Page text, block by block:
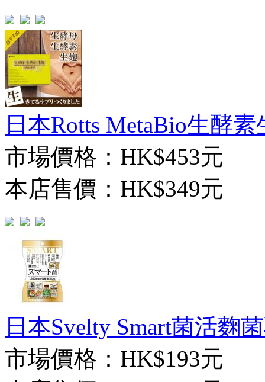
日本Rotts MetaBio生酵
市場價格： HK$453元
本店售價： HK$349元
日本Svelty Smart菌活麴
市場價格： HK$193元